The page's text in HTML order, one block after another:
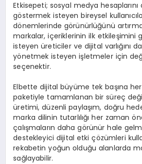
Etkisepeti; sosyal medya
göstermek isteyen bireysel
dönemlerinde görünürlüğünü
markalar, içeriklerinin ilk etkileşimini
isteyen üreticiler ve dijital varlığını
yönetmek isteyen işletmeler için
seçenektir.
Elbette dijital büyüme tek başına
paketiyle tamamlanan bir süreç
üretimi, düzenli paylaşım, doğru
marka dilinin tutarlılığı her zaman
çalışmaların daha görünür hale
destekleyici dijital etki çözümleri
rekabetin yoğun olduğu alanlarda
sağlayabilir.